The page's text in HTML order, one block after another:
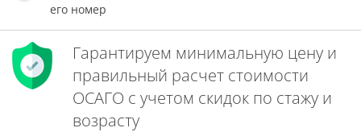
его номер
Гарантируем минимальную цену и
правильный расчет стоимости
ОСАГО с учетом скидок по стажу и
возрасту